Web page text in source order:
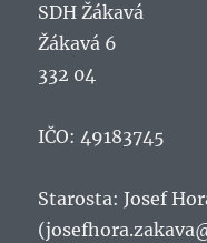
SDH Žákavá
Žákavá 6
332 04
IČO: 49183745
Starosta: Josef